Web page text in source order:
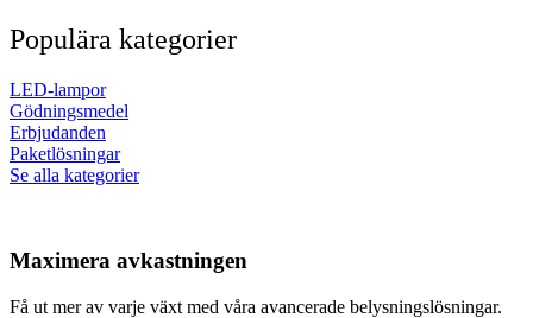
Populära kategorier
LED-lampor
Gödningsmedel
Erbjudanden
Paketlösningar
Se alla kategorier
Maximera avkastningen
Få ut mer av varje växt med våra avancerade belysningslösningar.